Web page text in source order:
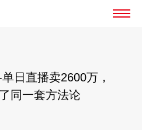
日直播卖2600万，
同一套方法论